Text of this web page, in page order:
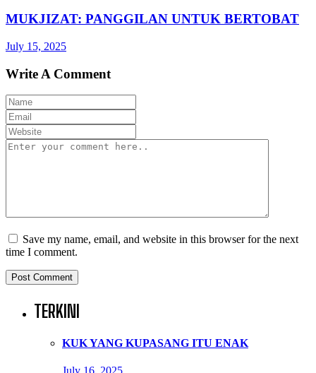
MUKJIZAT: PANGGILAN UNTUK BERTOBAT
July 15, 2025
Write A Comment
Save my name, email, and website in this browser for the next
time I comment.
TERKINI
KUK YANG KUPASANG ITU ENAK
July 16, 2025